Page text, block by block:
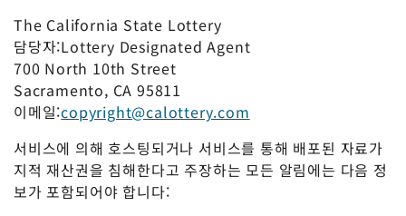
The California State Lottery
담당자:Lottery Designated Agent
700 North 10th Street
Sacramento, CA 95811
이메일:copyright@calottery.com
서비스에 의해 호스팅되거나 서비스를 통해 배포된 자료가
지적 재산권을 침해한다고 주장하는 모든 알림에는 다음 정
보가 포함되어야 합니다: